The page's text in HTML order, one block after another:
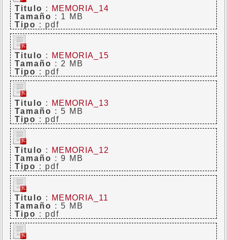
Titulo :
MEMORIA_14
Tamaño : 1 MB
Tipo : pdf
Titulo :
MEMORIA_15
Tamaño : 2 MB
Tipo : pdf
Titulo :
MEMORIA_13
Tamaño : 5 MB
Tipo : pdf
Titulo :
MEMORIA_12
Tamaño : 9 MB
Tipo : pdf
Titulo :
MEMORIA_11
Tamaño : 5 MB
Tipo : pdf